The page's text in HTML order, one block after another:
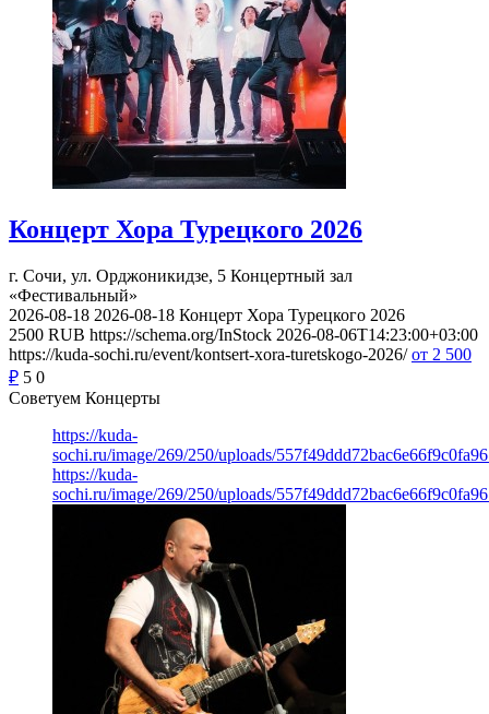
Концерт Хора Турецкого 2026
г. Сочи, ул. Орджоникидзе, 5 Концертный зал
«Фестивальный»
2026-08-18 2026-08-18 Концерт Хора Турецкого 2026
2500 RUB https://schema.org/InStock 2026-08-06T14:23:00+03:00
https://kuda-sochi.ru/event/kontsert-xora-turetskogo-2026/ от 2 500
₽ 5 0
Советуем Концерты
https://kuda-
sochi.ru/image/269/250/uploads/
https://kuda-
sochi.ru/image/269/250/uploads/